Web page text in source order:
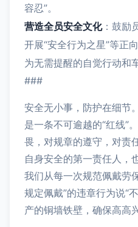
容忍”。
营造全员安全文化：鼓励
开展“安全行为之星”等正
为无需提醒的自觉行动和
###
安全无小事，防护在细节
是一条不可逾越的“红线”
畏，对规章的遵守，对责
自身安全的第一责任人，
我们从每一次规范佩戴劳
规定佩戴”的违章行为说“
产的铜墙铁壁，确保高高